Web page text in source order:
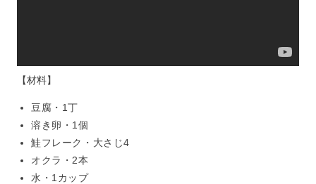
【材料】
豆腐・1丁
溶き卵・1個
鮭フレーク・大さじ4
オクラ・2本
水・1カップ